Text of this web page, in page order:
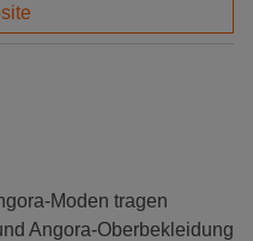
Moden tragen
Angora-Oberbekleidung